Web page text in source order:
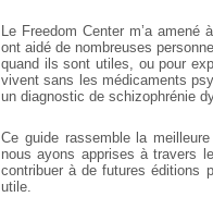
Le Freedom Center m’a
ont aidé de nombreuses
quand ils sont utiles, ou pour
vivent sans les médicaments
un diagnostic de schizophrénie
Ce guide rassemble la
nous ayons apprises à travers
contribuer à de futures éditions
utile.